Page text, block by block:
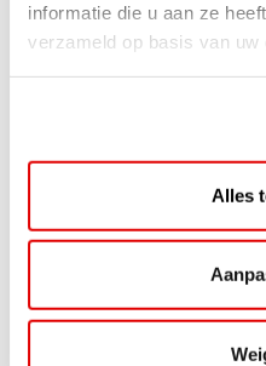
informatie die u aan ze
verzameld op basis van
Alles
ViaAVIA Super
ViaLuxury Hotels